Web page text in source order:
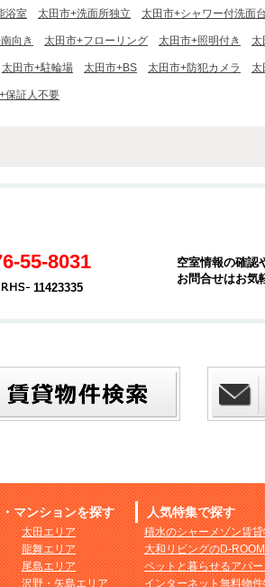
浴室 太田市+洗面所独立 太田市+シャワー付洗面
向き 太田市+フローリング 太田市+照明付き 太
太田市+駐輪場 太田市+BS 太田市+防犯カメラ 太
保証人不要
55-8031
11423335
空室情報の確認
お問合せはお気
マンションを探す
太田エリア
龍舞エリア
尾島エリア
沢野・矢島エリア
人気特集で探す
積水のシャーメゾン賃
大和リビングのD-
ペットと暮らせるアパ
インターネット無料物